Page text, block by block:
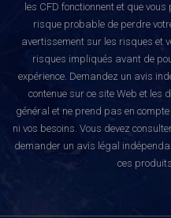
les CFD fonctionnent et que
risque probable de perdre
avertissement sur les risques et
risques impliqués avant de
expérience. Demandez un avis
contenue sur ce site Web et
général et ne prend pas en
ni vos besoins. Vous devez
demander un avis légal
ces